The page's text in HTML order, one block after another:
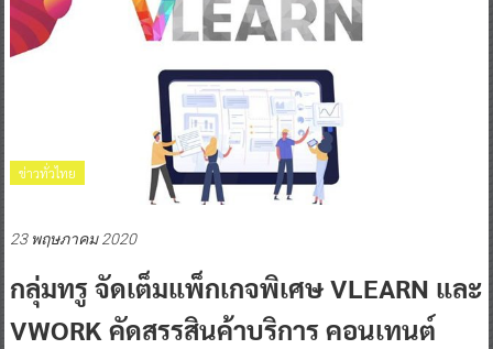
ข่าวทั่วไทย
23 พฤษภาคม 2020
กลุ่มทรู จัดเต็มแพ็กเกจพิเศษ VLEARN และ
VWORK คัดสรรสินค้าบริการ คอนเทนต์